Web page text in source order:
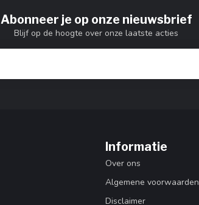
Abonneer je op onze nieuwsbrief
Blijf op de hoogte over onze laatste acties
Informatie
Over ons
Algemene voorwaarden
Disclaimer